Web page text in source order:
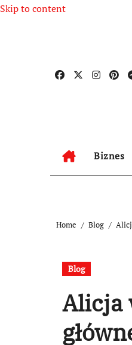
Skip to content
Biznes
Home Blog
Blog
Alicja